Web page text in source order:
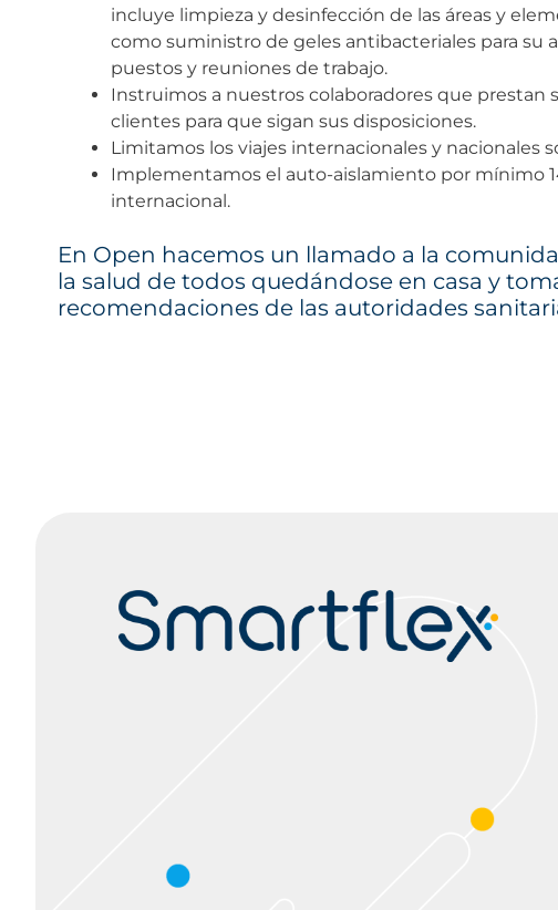
incluye limpieza y desinfección de las áreas y
como suministro de geles antibacteriales para
puestos y reuniones de trabajo.
Instruimos a nuestros colaboradores que prestan
clientes para que sigan sus disposiciones.
Limitamos los viajes internacionales y nacionales
Implementamos el auto-aislamiento por mínimo
internacional.
En Open hacemos un llamado a la
la salud de todos quedándose en casa y
recomendaciones de las autoridades